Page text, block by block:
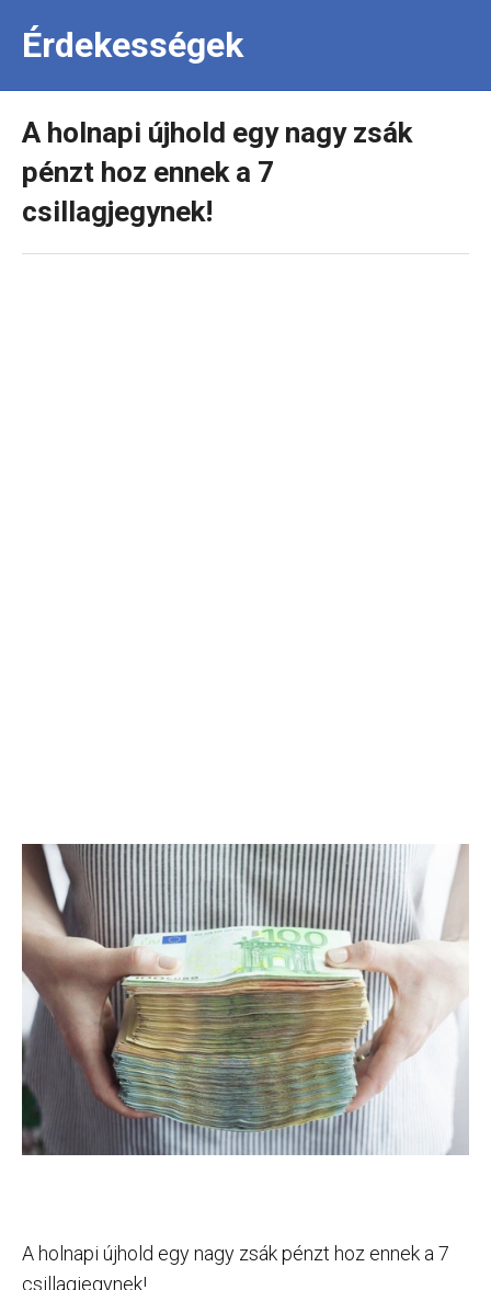
Érdekességek
A holnapi újhold egy nagy zsák
pénzt hoz ennek a 7
csillagjegynek!
A holnapi újhold egy nagy zsák pénzt hoz ennek a 7
csillagjegynek!